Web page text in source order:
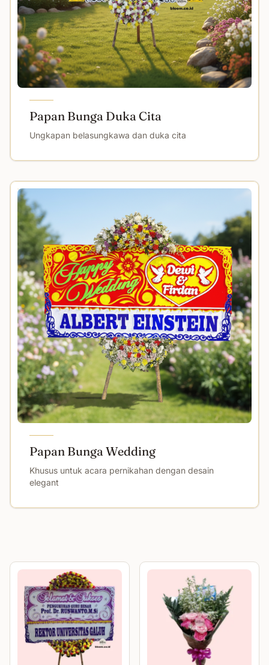
Papan Bunga Duka Cita
Ungkapan belasungkawa dan duka cita
Papan Bunga Wedding
Khusus untuk acara pernikahan dengan desain
elegant